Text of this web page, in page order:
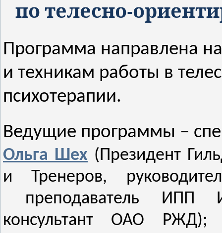
по телесно-
Программа направлена
и техникам работы в
психотерапии.
Ведущие программы –
Ольга Шех (Президент
и Тренеров,
преподаватель ИПП
консультант ОАО